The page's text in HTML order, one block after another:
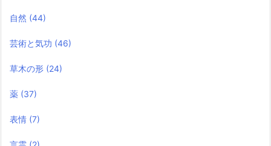
自然 (44)
芸術と気功 (46)
草木の形 (24)
薬 (37)
表情 (7)